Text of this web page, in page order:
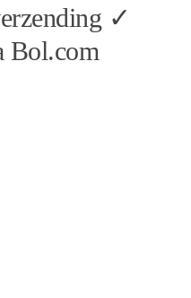
✓
Bol.com